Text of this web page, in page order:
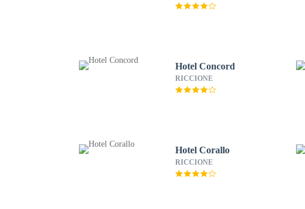
Hotel Concord
RICCIONE
Hotel Corallo
RICCIONE